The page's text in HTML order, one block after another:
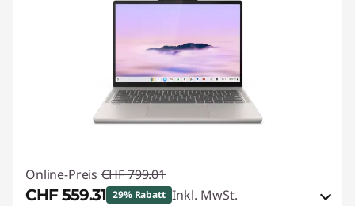
Online-Preis CHF 799.01
CHF 559.31 29% Rabatt Inkl. MwSt.